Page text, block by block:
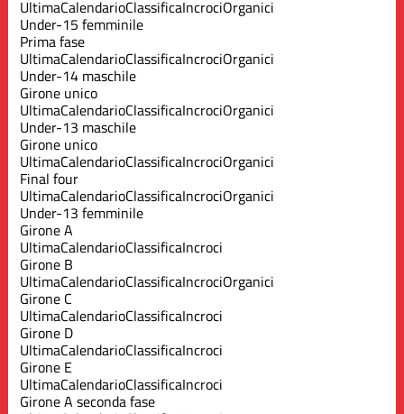
UltimaCalendarioClassificaIncrociOrganici
Under-15 femminile
Prima fase
UltimaCalendarioClassificaIncrociOrganici
Under-14 maschile
Girone unico
UltimaCalendarioClassificaIncrociOrganici
Under-13 maschile
Girone unico
UltimaCalendarioClassificaIncrociOrganici
Final four
UltimaCalendarioClassificaIncrociOrganici
Under-13 femminile
Girone A
UltimaCalendarioClassificaIncroci
Girone B
UltimaCalendarioClassificaIncrociOrganici
Girone C
UltimaCalendarioClassificaIncroci
Girone D
UltimaCalendarioClassificaIncroci
Girone E
UltimaCalendarioClassificaIncroci
Girone A seconda fase